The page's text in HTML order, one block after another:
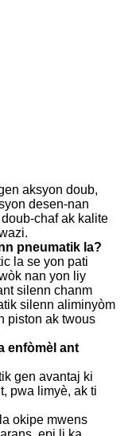
aksyon doub,
desen-nan
chaf ak kalite
pneumatik la?
la se yon pati
nan yon liy
silenn chanm
silenn aliminyòm
piston ak twous
enfòmèl ant
gen avantaj ki
pwa limyè, ak ti
okipe mwens